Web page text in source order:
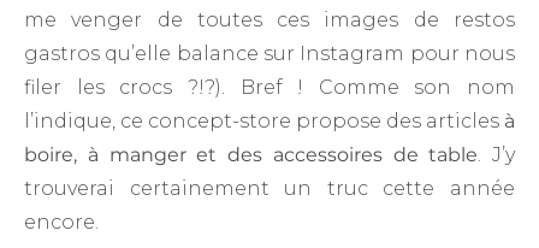
me venger de toutes ces images de restos
gastros qu’elle balance sur Instagram pour nous
filer les crocs ?!?). Bref ! Comme son nom
l’indique, ce concept-store propose des articles à
boire, à manger et des accessoires de table. J’y
trouverai certainement un truc cette année
encore.